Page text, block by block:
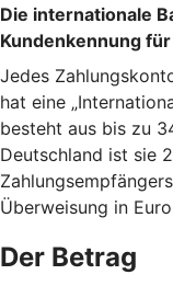
Die internationale
Kundenkennung
Jedes
hat eine
besteht aus bis zu
Deutschland ist sie
Überweisung in
Der Betrag